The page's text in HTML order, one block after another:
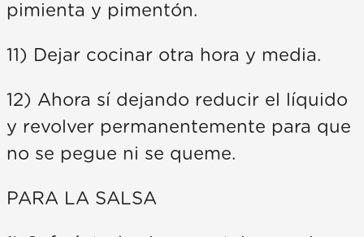
pimienta y pimentón.
11) Dejar cocinar otra hora y media.
12) Ahora sí dejando reducir el líquido
y revolver permanentemente para que
no se pegue ni se queme.
PARA LA SALSA